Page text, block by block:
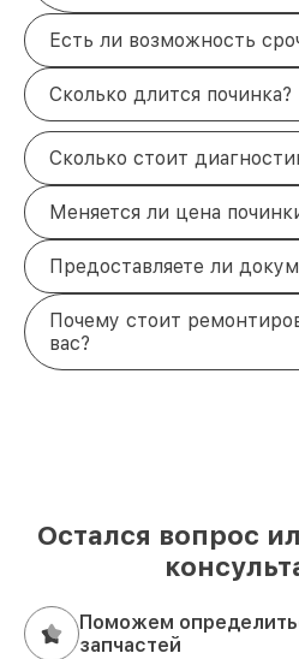
Есть ли возможность
Сколько длится починка?
Сколько стоит
Меняется ли цена
Предоставляете ли
Почему стоит
вас?
Остался вопрос
Поможем
запчастей